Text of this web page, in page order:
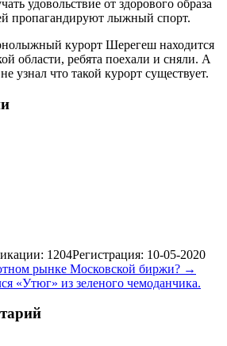
удовольствие от здорового образа
пропагандируют лыжный спорт.
курорт Шерегеш находится
области, ребята поехали и сняли. А
узнал что такой курорт существует.
1204Регистрация: 10-05-2020
рынке Московской биржи? →
«Утюг» из зеленого чемоданчика.